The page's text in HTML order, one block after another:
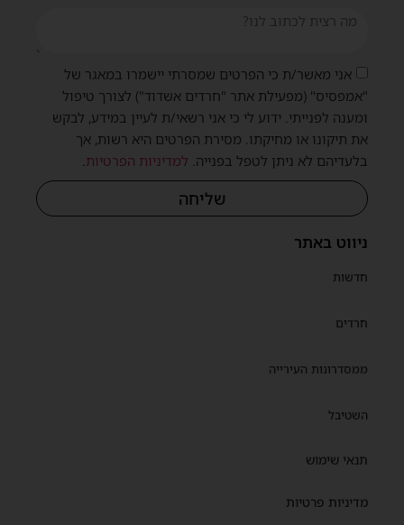
ניווט באתר
חדשות
חרדים
ממסדרונות העירייה
השטיבל
תנאי שימוש
מדיניות פרטיות
אני מאשר/ת כי הפרטים שמסרתי יישמרו במאגר של
"אמפסיס" (מפעילת אתר "חרדים אשדוד") לצורך טיפול
ומענה לפנייתי. ידוע לי כי אני רשאי/ת לעיין במידע, לבקש
את תיקונו או מחיקתו. מסירת הפרטים היא רשות, אך
בלעדיהם לא ניתן לטפל בפנייה. למדיניות הפרטיות.
שליחה